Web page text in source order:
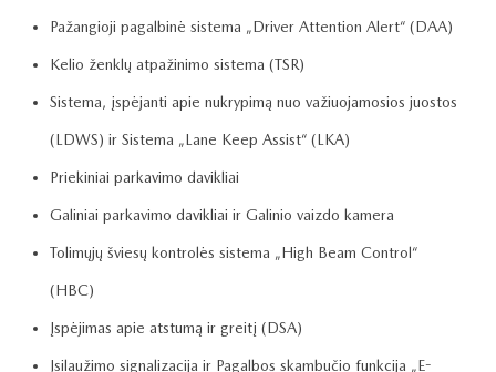
Pažangioji pagalbinė sistema „Driver Attention Alert“ (DAA)
Kelio ženklų atpažinimo sistema (TSR)
Sistema, įspėjanti apie nukrypimą nuo važiuojamosios juostos
(LDWS) ir Sistema „Lane Keep Assist“ (LKA)
Priekiniai parkavimo davikliai
Galiniai parkavimo davikliai ir Galinio vaizdo kamera
Tolimųjų šviesų kontrolės sistema „High Beam Control“
(HBC)
Įspėjimas apie atstumą ir greitį (DSA)
Įsilaužimo signalizacija ir Pagalbos skambučio funkcija „E-